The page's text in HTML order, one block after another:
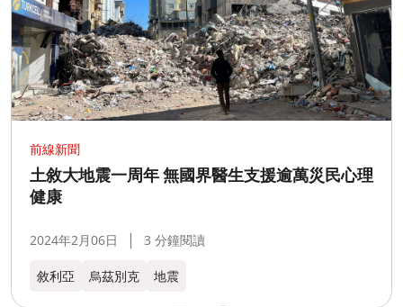
前線新聞
土敘大地震一周年 無國界醫生支援逾萬災民心理
健康
2024年2月06日 3 分鐘閱讀
敘利亞 烏茲別克 地震